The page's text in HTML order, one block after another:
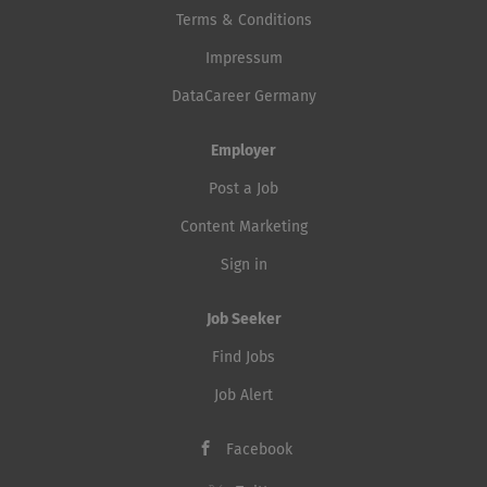
Terms & Conditions
Impressum
DataCareer Germany
Employer
Post a Job
Content Marketing
Sign in
Job Seeker
Find Jobs
Job Alert
Facebook